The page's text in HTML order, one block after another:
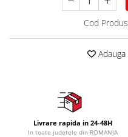
Cod
Livrare rapida in 24-48H
In toate judetele din ROMANIA